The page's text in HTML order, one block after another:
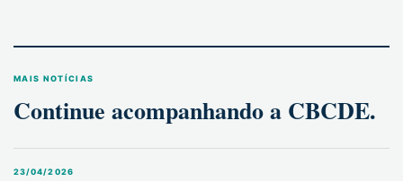
MAIS NOTÍCIAS
Continue acompanhando a CBCDE.
23/04/2026